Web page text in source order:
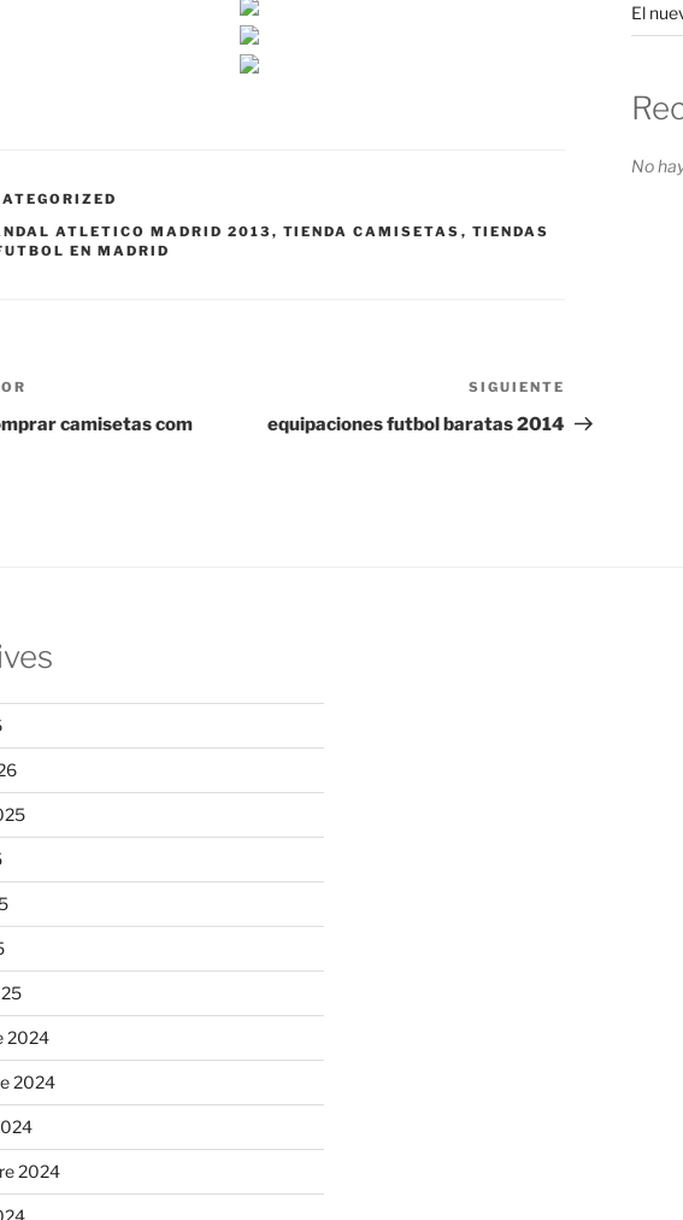
ATLETICO MADRID 2013 , TIENDA CAMISETAS , TIENDAS
EN MADRID
camisetas com
entrada
SIGUIENTE
equipaciones futbol baratas 2014
El
No
2024
2024
2024